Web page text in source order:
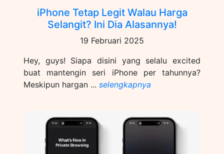
iPhone Tetap Legit Walau Harga
Selangit? Ini Dia Alasannya!
19 Februari 2025
Hey, guys! Siapa disini yang selalu excited
buat mantengin seri iPhone per tahunnya?
Meskipun hargan ... selengkapnya